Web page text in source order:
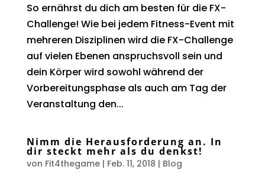
So ernährst du dich am besten für die FX-
Challenge! Wie bei jedem Fitness-Event mit
mehreren Disziplinen wird die FX-Challenge
auf vielen Ebenen anspruchsvoll sein und
dein Körper wird sowohl während der
Vorbereitungsphase als auch am Tag der
Veranstaltung den...
Nimm die Herausforderung an. In
dir steckt mehr als du denkst!
von Fit4thegame| Feb. 11, 2018 | Blog